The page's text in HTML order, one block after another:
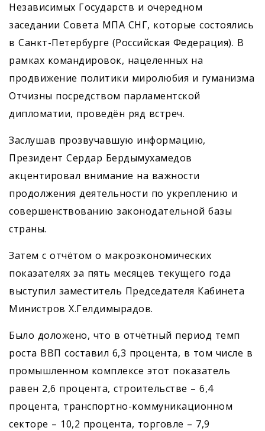
Независимых Государств и очередном
заседании Совета МПА СНГ, которые состоялись
в Санкт-Петербурге (Российская Федерация). В
рамках командировок, нацеленных на
продвижение политики миролюбия и гуманизма
Отчизны посредством парламентской
дипломатии, проведён ряд встреч.
Заслушав прозвучавшую информацию,
Президент Сердар Бердымухамедов
акцентировал внимание на важности
продолжения деятельности по укреплению и
совершенствованию законодательной базы
страны.
Затем с отчётом о макроэкономических
показателях за пять месяцев текущего года
выступил заместитель Председателя Кабинета
Министров Х.Гелдимырадов.
Было доложено, что в отчётный период темп
роста ВВП составил 6,3 процента, в том числе в
промышленном комплексе этот показатель
равен 2,6 процента, строительстве – 6,4
процента, транспортно-коммуникационном
секторе – 10,2 процента, торговле – 7,9